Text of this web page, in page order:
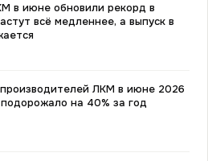
в июне обновили рекорд в
всё медленнее, а выпуск в
ЛКМ в июне 2026
на 40% за год